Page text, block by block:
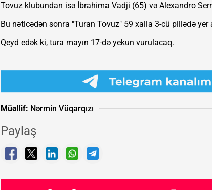
Tovuz klubundan isə İbrahima Vadji (65) və Alexandro
Bu nəticədən sonra "Turan Tovuz" 59 xalla 3-cü pillədə yer
Qeyd edək ki, tura mayın 17-də yekun vurulacaq.
Müəllif: Nərmin Vüqarqızı
Paylaş